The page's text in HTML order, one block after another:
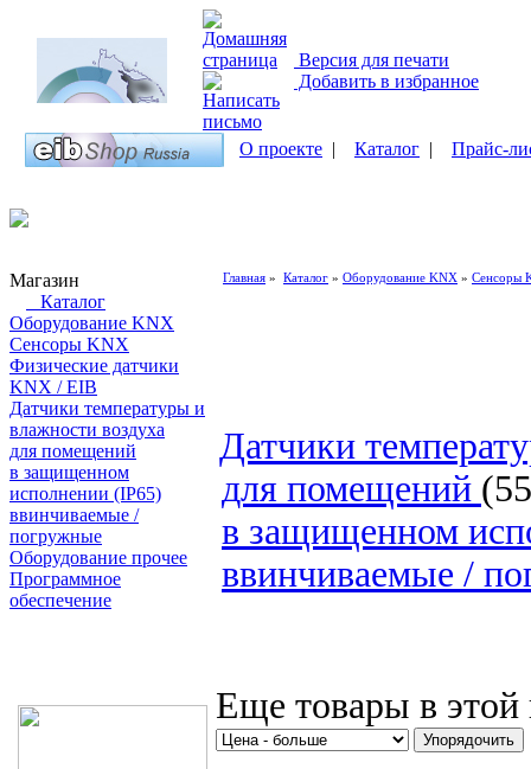
Версия для печати
Добавить в избранное
О проекте | Каталог | Прайс-
Магазин
Каталог
Оборудование KNX
Сенсоры KNX
Физические датчики
KNX / EIB
Датчики температуры и
влажности воздуха
для помещений
в защищенном
исполнении (IP65)
ввинчиваемые /
погружные
Оборудование прочее
Программное
обеспечение
Главная » Каталог » Оборудование KNX » Сенсоры
Датчики
для помещений
в защищенном
ввинчиваемые /
Еще товары в этой